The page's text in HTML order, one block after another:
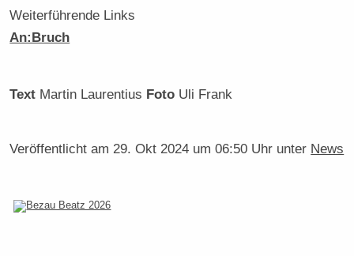
Weiterführende Links
An:Bruch
Text Martin Laurentius Foto Uli Frank
Veröffentlicht am 29. Okt 2024 um 06:50 Uhr unter News